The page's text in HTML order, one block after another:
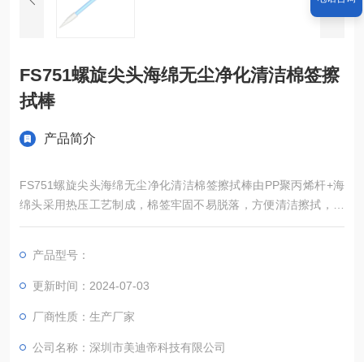
FS751螺旋尖头海绵无尘净化清洁棉签擦
拭棒
产品简介
FS751螺旋尖头海绵无尘净化清洁棉签擦拭棒由PP聚丙烯杆+海
绵头采用热压工艺制成，棉签牢固不易脱落，方便清洁擦拭，广
泛用于硬盘工业、光学仪器、镜片镜头、精密仪器、打印机、扫
产品型号：
更新时间：2024-07-03
厂商性质：生产厂家
公司名称：深圳市美迪帝科技有限公司